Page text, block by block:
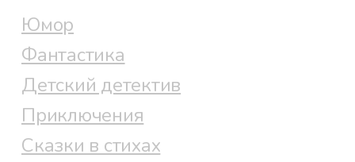
Юмор
Фантастика
Детский детектив
Приключения
Сказки в стихах